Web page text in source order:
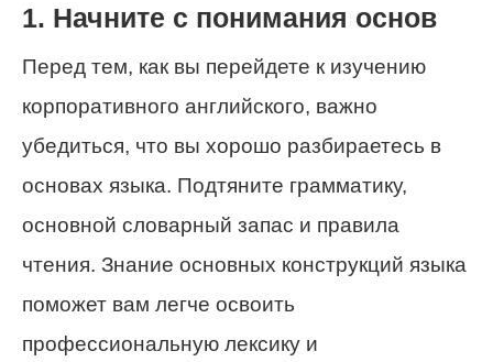
1. Начните с понимания основ
Перед тем, как вы перейдете к изучению
корпоративного английского, важно
убедиться, что вы хорошо разбираетесь в
основах языка. Подтяните грамматику,
основной словарный запас и правила
чтения. Знание основных конструкций языка
поможет вам легче освоить
профессиональную лексику и